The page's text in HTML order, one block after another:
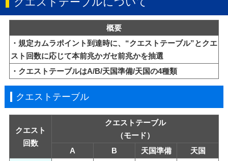
概要
・規定カムラポイント到達時に、“クエストテーブル”とクエ
スト回数に応じて本前兆かガセ前兆かを抽選
・クエストテーブルはA/B/天国準備/天国の4種類
クエストテーブル
クエスト
回数
クエストテーブル
（モード）
A
B 天国準備
天国